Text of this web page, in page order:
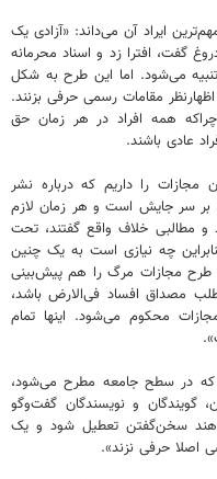
ایراد آن می‌داند: «آزادی یک
گفت، افترا زد و اسناد محرمانه
می‌شود. اما این طرح به شکل
مقامات رسمی حرفی بزنند.
همه افراد در هر زمان حق
عادی باشند.
ماده ۶۹۸ در قانون مجازات را داریم که درباره نشر
بر سر جایش است و هر زمان لازم
و مطالبی خلاف واقع گفتند، تحت
ماده ۶۹۸ قرار داد؛ بنابراین چه نیازی است به یک چنین
مجازات مرگ را هم پیش‌بینی
مصداق افساد فی‌الارض باشد،
به مجازات ۲۸۶ قانون مجازات محکوم می‌شود. اینها تمام
در سطح جامعه مطرح می‌شود،
گویندگان و نویسندگان گفت‌وگو
سخن‌گفتن تعطیل شود و یک
حرفی نزند».